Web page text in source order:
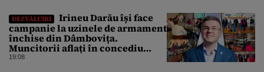
DEZVĂLUIRI
Irineu Darău își face
campanie la uzinele de armament
închise din Dâmbovița.
Muncitorii aflați în concediu
forțat din cauza lipsei comenzilor
19:08